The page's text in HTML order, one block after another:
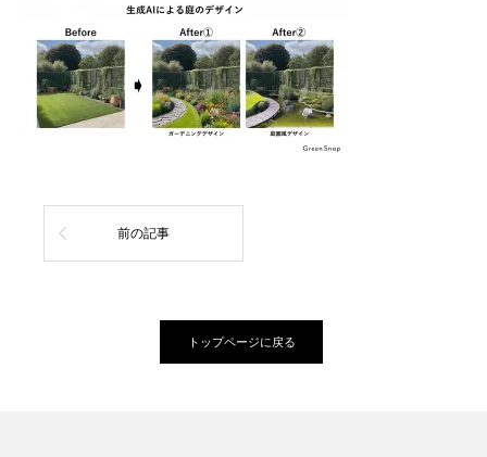
前の記事
トップページに戻る